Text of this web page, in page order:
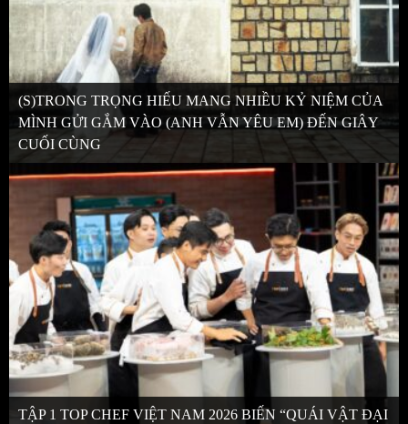
(S)TRONG TRỌNG HIẾU MANG NHIỀU KỶ NIỆM CỦA
MÌNH GỬI GẮM VÀO (ANH VẪN YÊU EM) ĐẾN GIÂY
CUỐI CÙNG
TẬP 1 TOP CHEF VIỆT NAM 2026 BIẾN “QUÁI VẬT ĐẠI